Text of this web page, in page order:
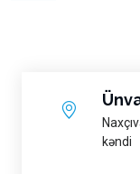
kəndi